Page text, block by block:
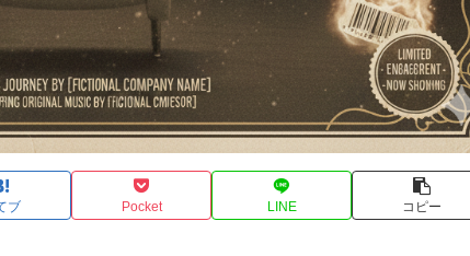
ブ Pocket LINE コピー